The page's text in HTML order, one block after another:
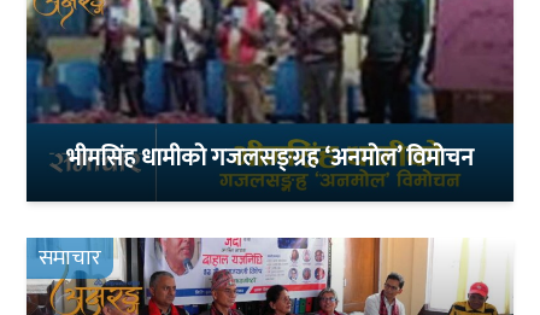
भीमसिंह धामीको गजलसङ्ग्रह ‘अनमोल’ विमोचन
समाचार